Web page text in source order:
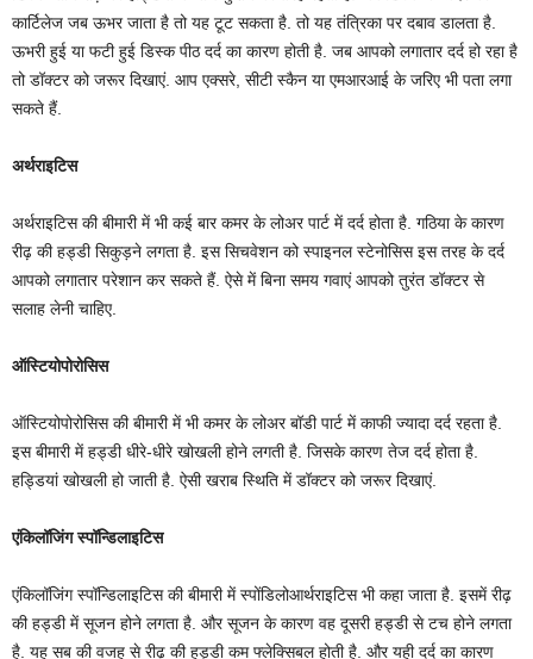
कार्टिलेज जब ऊभर जाता है तो यह टूट सकता है. तो यह तंत्रिका पर दबाव डालता है.
ऊभरी हुई या फटी हुई डिस्क पीठ दर्द का कारण होती है. जब आपको लगातार दर्द हो रहा है
तो डॉक्टर को जरूर दिखाएं. आप एक्सरे, सीटी स्कैन या एमआरआई के जरिए भी पता लगा
सकते हैं.
अर्थराइटिस
अर्थराइटिस की बीमारी में भी कई बार कमर के लोअर पार्ट में दर्द होता है. गठिया के कारण
रीढ़ की हड्डी सिकुड़ने लगता है. इस सिचवेशन को स्पाइनल स्टेनोसिस इस तरह के दर्द
आपको लगातार परेशान कर सकते हैं. ऐसे में बिना समय गवाएं आपको तुरंत डॉक्टर से
सलाह लेनी चाहिए.
ऑस्टियोपोरोसिस
ऑस्टियोपोरोसिस की बीमारी में भी कमर के लोअर बॉडी पार्ट में काफी ज्यादा दर्द रहता है.
इस बीमारी में हड्डी धीरे-धीरे खोखली होने लगती है. जिसके कारण तेज दर्द होता है.
हड्डियां खोखली हो जाती है. ऐसी खराब स्थिति में डॉक्टर को जरूर दिखाएं.
एंकिलॉजिंग स्पॉन्डिलाइटिस
एंकिलॉजिंग स्पॉन्डिलाइटिस की बीमारी में स्पोंडिलोआर्थराइटिस भी कहा जाता है. इसमें रीढ़
की हड्डी में सूजन होने लगता है. और सूजन के कारण वह दूसरी हड्डी से टच होने लगता
है. यह सब की वजह से रीढ़ की हड्डी कम फ्लेक्सिबल होती है. और यही दर्द का कारण